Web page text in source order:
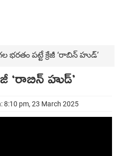
భరతం పట్టే క్రేజీ ‘రాబిన్ హుడ్’
‘రాబిన్ హుడ్’
8:10 pm, 23 March 2025